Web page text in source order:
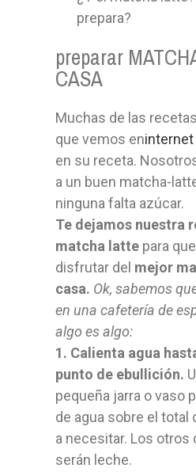
prepara?
preparar
CASA
Muchas de las
que vemos eninternet
en su receta.
a un buen matcha-
ninguna falta azúcar.
Te dejamos nuestra
matcha latte para
disfrutar del mejor
casa. Ok, sabemos
en una cafetería de
algo es algo:
1. Calienta agua
punto de ebullición.
pequeña jarra o vaso
de agua sobre el total
a necesitar. Los otros
serán leche.